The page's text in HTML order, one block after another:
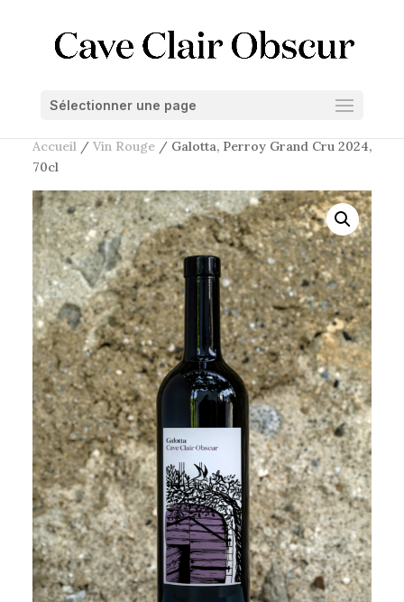
Sélectionner une page
Accueil/ Vin Rouge/ Galotta, Perroy Grand Cru 2024,
70cl